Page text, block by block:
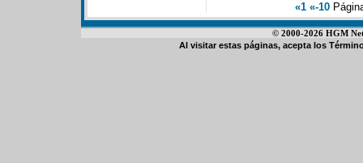
«1 «-10
© 2000-2026 HGM
Al visitar estas páginas, acepta los